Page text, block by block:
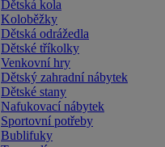
Dětská kola
Koloběžky
Dětská odrážedla
Dětské tříkolky
Venkovní hry
Dětský zahradní nábytek
Dětské stany
Nafukovací nábytek
Sportovní potřeby
Bublifuky